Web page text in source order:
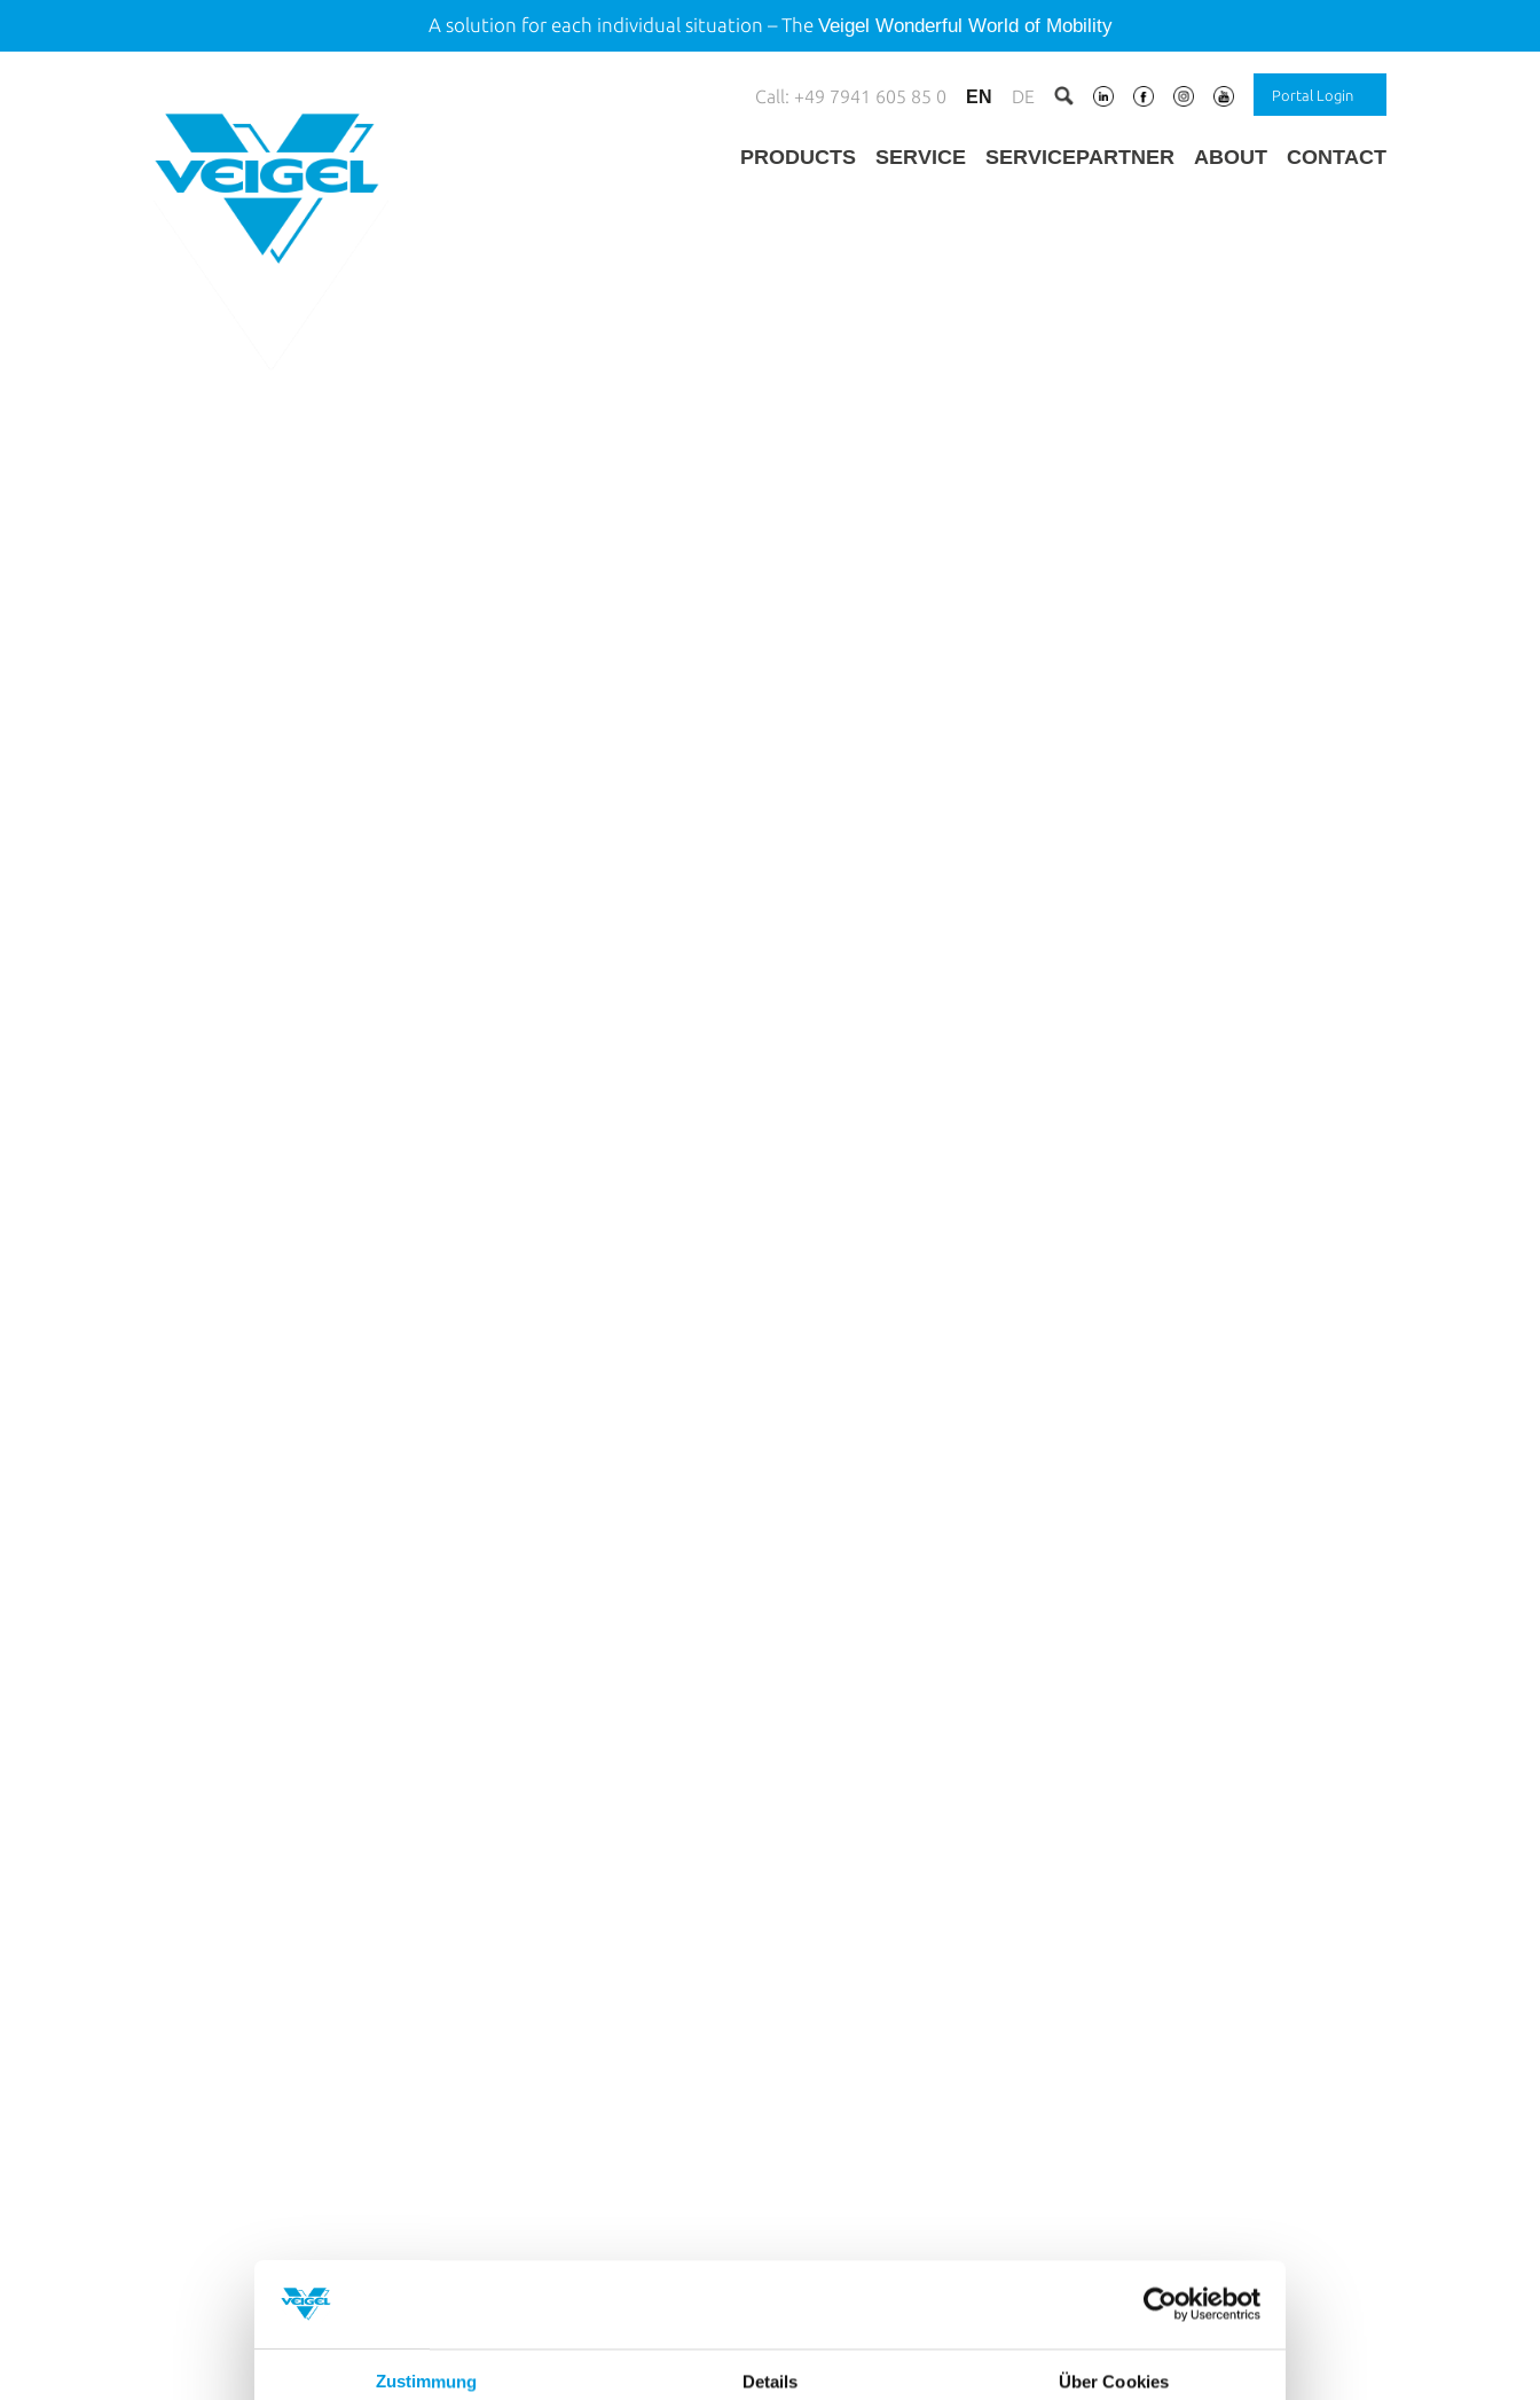
Zustimmung Details Über Cookies
A solution for each individual situation – The Veigel Wonderful World of Mobility
Call: +49 7941 605 85 0 EN DE Portal Login
PRODUCTS SERVICE SERVICEPARTNER ABOUT CONTACT